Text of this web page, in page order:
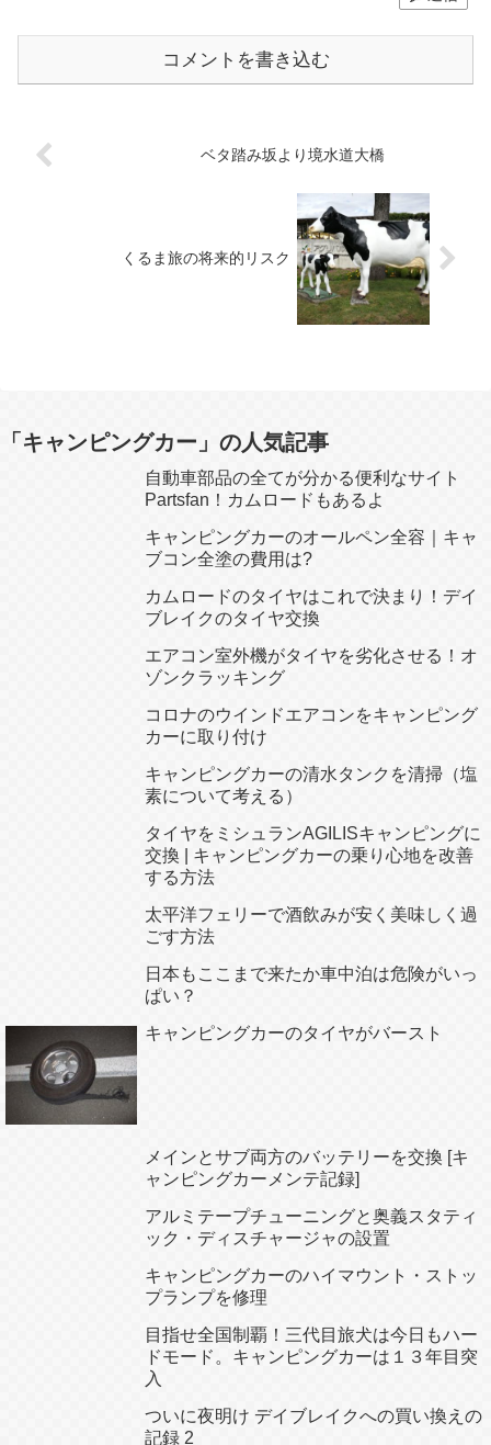
コメントを書き込む
ベタ踏み坂より境水道大橋
くるま旅の将来的リスク
「キャンピングカー」の人気記事
自動車部品の全てが分かる便利なサイト
Partsfan！カムロードもあるよ
キャンピングカーのオールペン全容｜キャ
ブコン全塗の費用は?
カムロードのタイヤはこれで決まり！デイ
ブレイクのタイヤ交換
エアコン室外機がタイヤを劣化させる！オ
ゾンクラッキング
コロナのウインドエアコンをキャンピング
カーに取り付け
キャンピングカーの清水タンクを清掃（塩
素について考える）
タイヤをミシュランAGILISキャンピングに
交換 | キャンピングカーの乗り心地を改善
する方法
太平洋フェリーで酒飲みが安く美味しく過
ごす方法
日本もここまで来たか車中泊は危険がいっ
ぱい？
キャンピングカーのタイヤがバースト
メインとサブ両方のバッテリーを交換 [キ
ャンピングカーメンテ記録]
アルミテープチューニングと奥義スタティ
ック・ディスチャージャの設置
キャンピングカーのハイマウント・ストッ
プランプを修理
目指せ全国制覇！三代目旅犬は今日もハー
ドモード。キャンピングカーは１３年目突
入
ついに夜明け デイブレイクへの買い換えの
記録 2